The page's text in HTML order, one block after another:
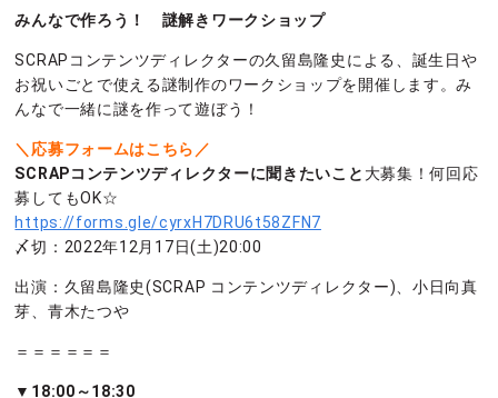
みんなで作ろう！ 謎解きワークショップ
SCRAPコンテンツディレクターの久留島隆史による、誕生日や
お祝いごとで使える謎制作のワークショップを開催します。み
んなで一緒に謎を作って遊ぼう！
＼応募フォームはこちら／
SCRAPコンテンツディレクターに聞きたいこと 大募集！何回応
募してもOK☆
https://forms.gle/cyrxH7DRU6t58ZFN7
〆切：2022年12月17日(土)20:00
出演：久留島隆史(SCRAP コンテンツディレクター)、小日向真
芽、青木たつや
＝＝＝＝＝＝
▼18:00～18:30